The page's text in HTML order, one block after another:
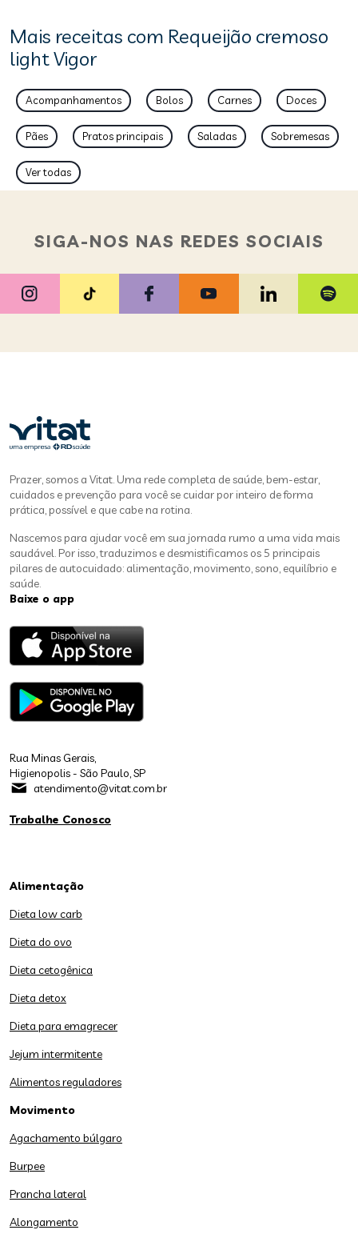
Mais receitas com Requeijão cremoso
light Vigor
Acompanhamentos Bolos Carnes Doces
Pães Pratos principais Saladas Sobremesas
Ver todas
SIGA-NOS NAS REDES SOCIAIS
Prazer, somos a Vitat. Uma rede completa de saúde, bem-estar,
cuidados e prevenção para você se cuidar por inteiro de forma
prática, possível e que cabe na rotina.
Nascemos para ajudar você em sua jornada rumo a uma vida mais
saudável. Por isso, traduzimos e desmistificamos os 5 principais
pilares de autocuidado: alimentação, movimento, sono, equilíbrio e
saúde.
Baixe o app
Rua Minas Gerais,
Higienopolis - São Paulo, SP
atendimento@vitat.com.br
Trabalhe Conosco
Alimentação
Dieta low carb
Dieta do ovo
Dieta cetogênica
Dieta detox
Dieta para emagrecer
Jejum intermitente
Alimentos reguladores
Movimento
Agachamento búlgaro
Burpee
Prancha lateral
Alongamento